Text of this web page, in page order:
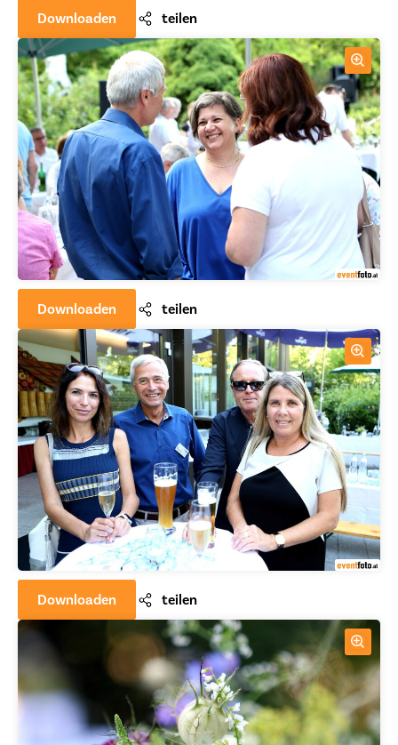
Downloaden teilen
Downloaden teilen
Downloaden teilen